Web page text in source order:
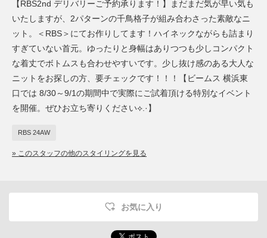
【RBS2nd デリバリーご予約承ります！】まだまだ気が早い気も
いたしますが、2パターンの千鳥格子が組み合わさった素敵なニ
ット。＜RBS＞にてお作りしてます！ハイネックながらも詰まり
すぎていない首元。ゆったりと身幅はありつつも少しコンパクト
な着丈でボトムスも合わせやすいです。少し抜け感のある大人な
ニットをお探しの方、要チェックです！！！【ビームス 横浜東
口では 8/30～9/1の期間中で実際にご試着頂ける特別なイベント
を開催。ぜひお立ち寄りください⟡.·】
RBS 24AW
» このスタッフの他のスタイリングを見る
お気に入り